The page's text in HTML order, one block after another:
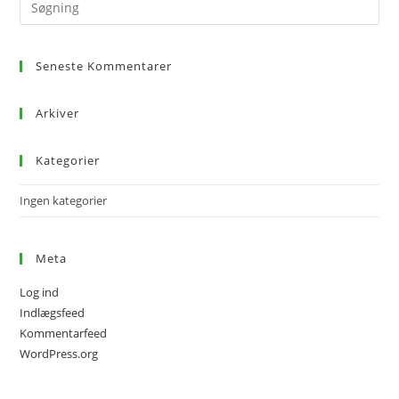
Seneste Kommentarer
Arkiver
Kategorier
Ingen kategorier
Meta
Log ind
Indlægsfeed
Kommentarfeed
WordPress.org